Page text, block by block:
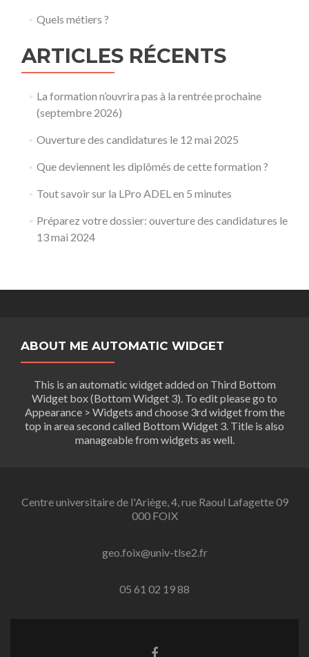
Quels métiers ?
ARTICLES RÉCENTS
La formation n’ouvrira pas à la rentrée prochaine
(septembre 2026)
Ouverture des candidatures le 12 mai 2025
Que deviennent les diplômés de cette formation ?
Tout savoir sur la LPro ADEL en 5 minutes
Préparez votre dossier: ouverture des candidatures le
13 mai 2024
ABOUT ME AUTOMATIC WIDGET
This is an automatic widget added on Third Bottom
Widget box (Bottom Widget 3). To edit please go to
Appearance > Widgets and choose 3rd widget from the
top in area second called Bottom Widget 3. Title is also
manageable from widgets as well.
Centre universitaire de l'Ariège, 4, rue Raoul Lafagette 09
000 FOIX
geo.foix@univ-tlse2.fr
05 61 02 19 88
Lien